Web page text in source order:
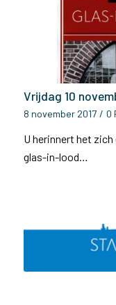
Vrijdag 10
8 november 2017 / 0
U herinnert het
glas-in-lood…